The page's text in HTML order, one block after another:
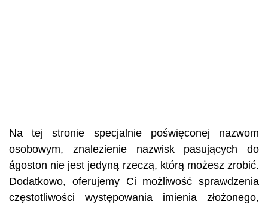
Na tej stronie specjalnie poświęconej nazwom
osobowym, znalezienie nazwisk pasujących do
ágoston nie jest jedyną rzeczą, którą możesz zrobić.
Dodatkowo, oferujemy Ci możliwość sprawdzenia
częstotliwości występowania imienia złożonego,